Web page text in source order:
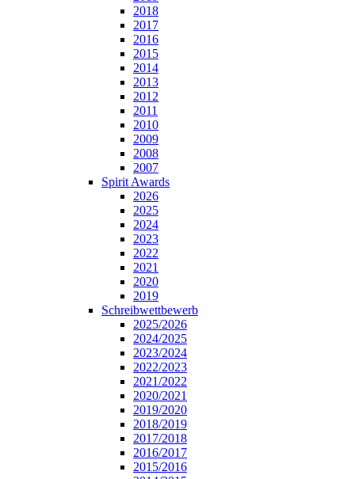
2018
2017
2016
2015
2014
2013
2012
2011
2010
2009
2008
2007
Spirit Awards
2026
2025
2024
2023
2022
2021
2020
2019
Schreibwettbewerb
2025/2026
2024/2025
2023/2024
2022/2023
2021/2022
2020/2021
2019/2020
2018/2019
2017/2018
2016/2017
2015/2016